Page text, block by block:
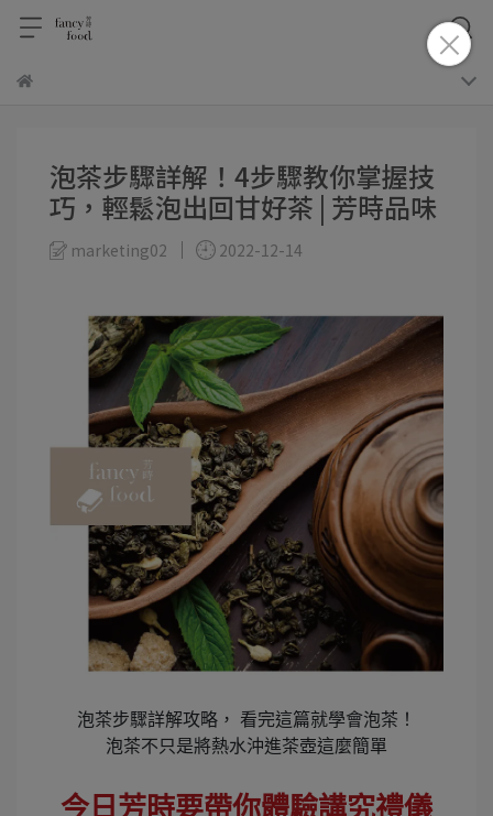
泡茶步驟詳解！4步驟教你掌握技
巧，輕鬆泡出回甘好茶 | 芳時品味
marketing02 2022-12-14
泡茶步驟詳解攻略， 看完這篇就學會泡茶！
泡茶不只是將熱水沖進茶壺這麼簡單
今日芳時要帶你體驗講究禮儀